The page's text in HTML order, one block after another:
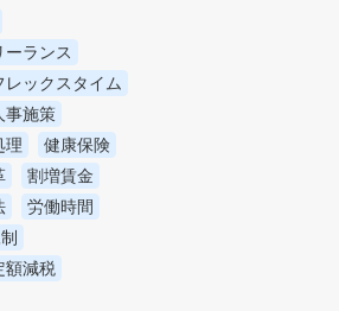
ーランス
レックスタイム
事施策
理
健康保険
割増賃金
労働時間
額減税